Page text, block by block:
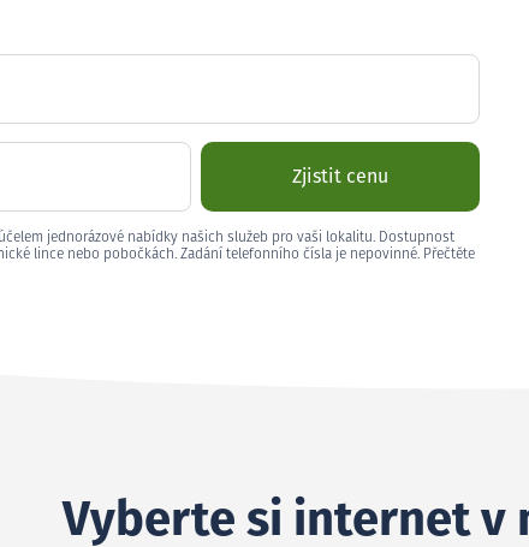
Zjistit cenu
jednorázové nabídky našich služeb pro vaši lokalitu. Dostupnost
lince nebo pobočkách. Zadání telefonního čísla je nepovinné. Přečtěte
Vyberte si internet v